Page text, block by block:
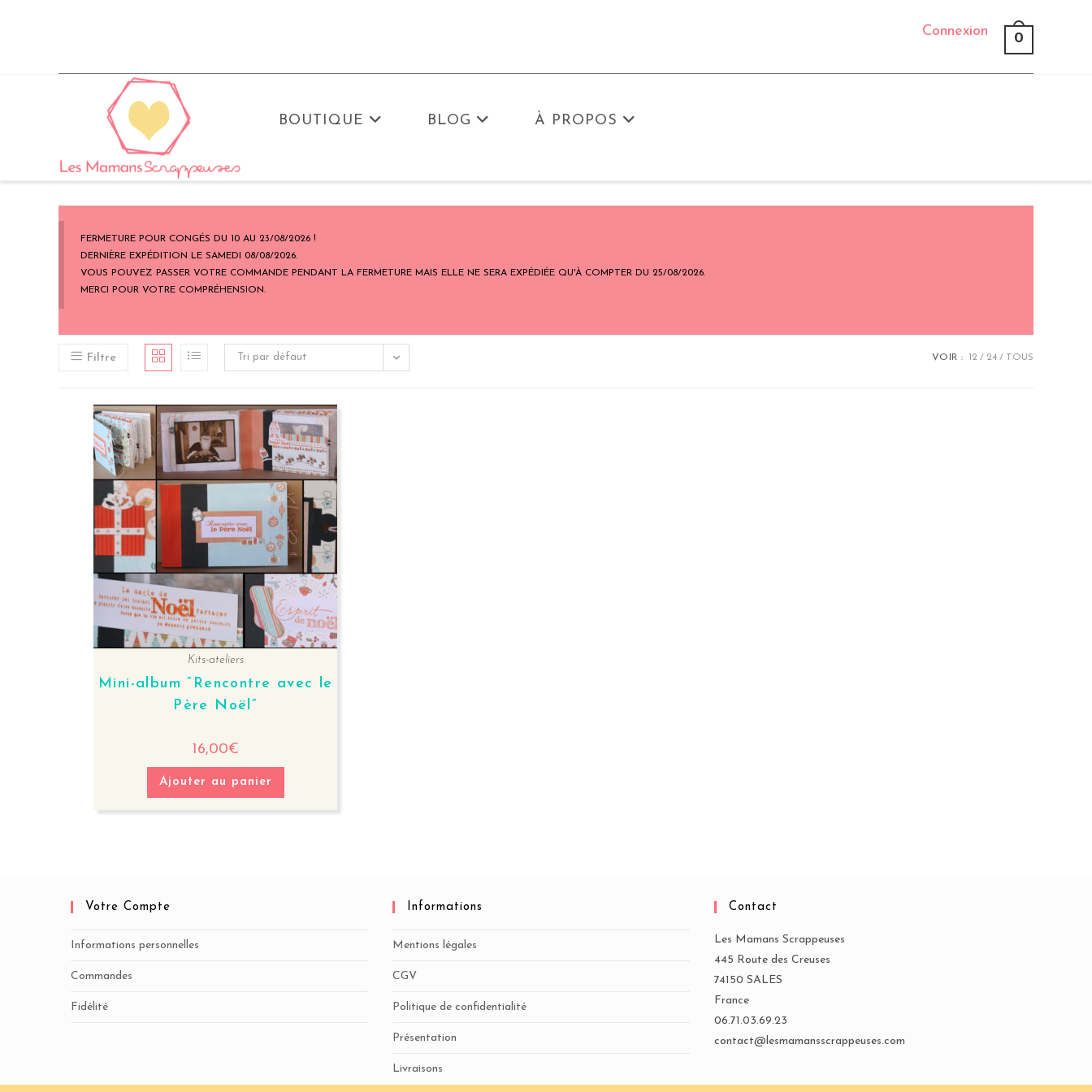
Connexion 0
BOUTIQUE BLOG À PROPOS
FERMETURE POUR CONGÉS DU 10 AU 23/08/2026 !
DERNIÈRE EXPÉDITION LE SAMEDI 08/08/2026.
VOUS POUVEZ PASSER VOTRE COMMANDE PENDANT LA FERMETURE MAIS ELLE NE SERA EXPÉDIÉE QU'À COMPTER DU 25/08/2026.
MERCI POUR VOTRE COMPRÉHENSION.
Filtre Tri par défaut VOIR : 12 24 TOUS
Kits-ateliers
Mini-album “Rencontre avec le
Père Noël”
16,00€
Ajouter au panier
Votre Compte
Informations personnelles
Commandes
Fidélité
Informations
Mentions légales
CGV
Politique de confidentialité
Présentation
Livraisons
Contact
Les Mamans Scrappeuses
445 Route des Creuses
74150 SALES
France
06.71.03.69.23
contact@lesmamansscrappeuses.com